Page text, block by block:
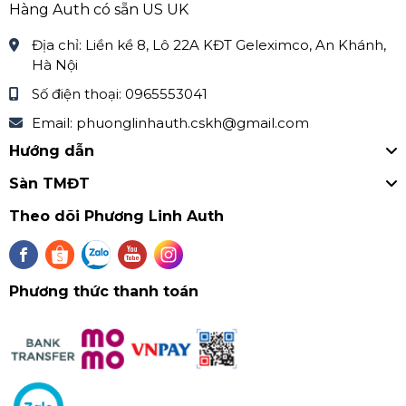
Linh qua Zalo hoặc Fanpage
Zalo: Phương Linh Authentic 0965553041
Zalo: Phương Linh Kids 0868424370
Facebook
Fanpape:https://www.facebook.com/PhuongLinhAut
hentic.page
Hàng Auth có sẵn US UK
Địa chỉ: Liền kề 8, Lô 22A KĐT Geleximco, An Khánh,
Hà Nội
Số điện thoại: 0965553041
Email: phuonglinhauth.cskh@gmail.com
Hướng dẫn
Sàn TMĐT
Theo dõi Phương Linh Auth
Phương thức thanh toán